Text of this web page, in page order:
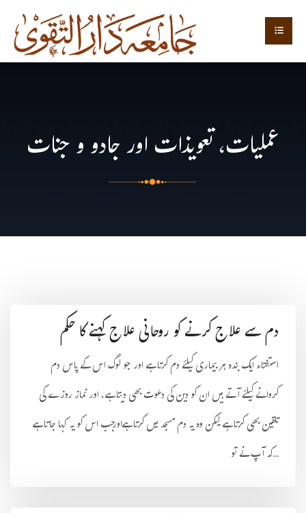
عملیات، تعویذات اور جادو و جنات
دم سے علاج کرنے کو روحانی علاج کہنے کا حکم
استفتاء ایک بندہ ہر بیماری کیلئے دم کرتا ہے اور جو لوگ اس کے پاس دم
کروانے کیلئے آتے ہیں ان کو دین کی دعوت بھی دیتا ہے، اور نماز روزے کی
تلقین بھی کرتا ہے لیکن وہ یہ دم مسجد میں کرتا ہےاورجب اس کو یہ کہا جاتا ہے
کہ آپ نے تو...